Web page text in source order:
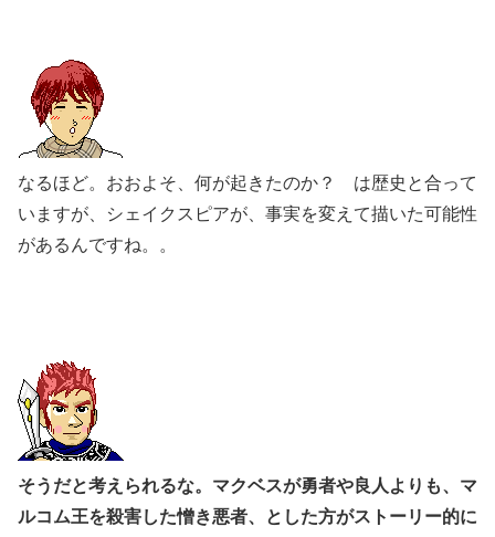
なるほど。おおよそ、何が起きたのか？ は歴史と合って
いますが、シェイクスピアが、事実を変えて描いた可能性
があるんですね。。
そうだと考えられるな。マクベスが勇者や良人よりも、マ
ルコム王を殺害した憎き悪者、とした方がストーリー的に